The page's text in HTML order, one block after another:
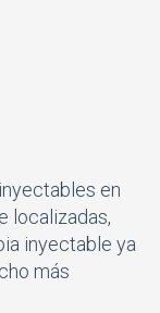
en
localizadas,
inyectable ya
más